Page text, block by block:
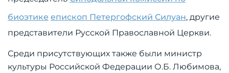
биоэтике епископ Петергофский Силуан, другие
представители Русской Православной Церкви.
Среди присутствующих также были министр
культуры Российской Федерации О.Б. Любимова,